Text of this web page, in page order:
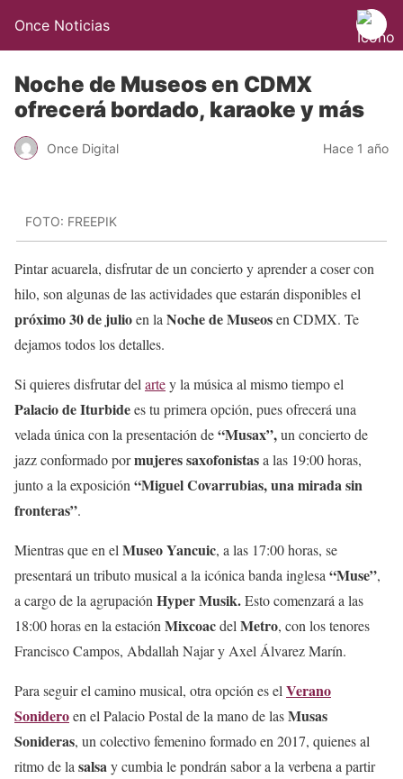
Once Noticias
Noche de Museos en CDMX
ofrecerá bordado, karaoke y más
Once Digital Hace 1 año
FOTO: FREEPIK
Pintar acuarela, disfrutar de un concierto y aprender a coser con
hilo, son algunas de las actividades que estarán disponibles el
próximo 30 de julioen la Noche de Museosen CDMX. Te
dejamos todos los detalles.
Si quieres disfrutar del artey la música al mismo tiempo el
Palacio de Iturbidees tu primera opción, pues ofrecerá una
velada única con la presentación de“Musax”,un concierto de
jazz conformado pormujeres saxofonistasa las 19:00 horas,
junto a la exposición “Miguel Covarrubias, una mirada sin
fronteras”.
Mientras que en el Museo Yancuic, a las 17:00 horas, se
presentará un tributo musical a la icónica banda inglesa “Muse”,
a cargo de la agrupación Hyper Musik.Esto comenzará a las
18:00 horas en la estación Mixcoacdel Metro, con los tenores
Francisco Campos, Abdallah Najar y Axel Álvarez Marín.
Para seguir el camino musical, otra opción es el Verano
Sonideroen el Palacio Postal de la mano de lasMusas
Sonideras, un colectivo femenino formado en 2017, quienes al
ritmo de la salsay cumbia le pondrán sabor a la verbena a partir